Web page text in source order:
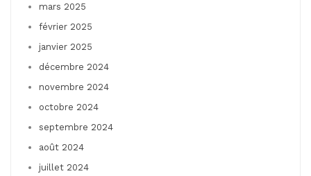
mars 2025
février 2025
janvier 2025
décembre 2024
novembre 2024
octobre 2024
septembre 2024
août 2024
juillet 2024